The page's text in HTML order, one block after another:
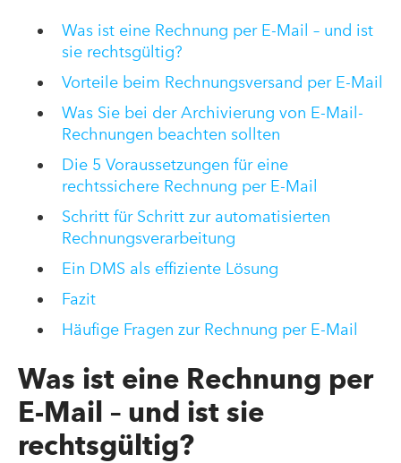
Was ist eine Rechnung per E-Mail – und ist
sie rechtsgültig?
Vorteile beim Rechnungsversand per E-Mail
Was Sie bei der Archivierung von E-Mail-
Rechnungen beachten sollten
Die 5 Voraussetzungen für eine
rechtssichere Rechnung per E-Mail
Schritt für Schritt zur automatisierten
Rechnungsverarbeitung
Ein DMS als effiziente Lösung
Fazit
Häufige Fragen zur Rechnung per E-Mail
Was ist eine Rechnung per
E-Mail – und ist sie
rechtsgültig?